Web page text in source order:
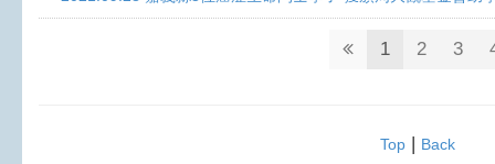
1 2 3
Top| Back